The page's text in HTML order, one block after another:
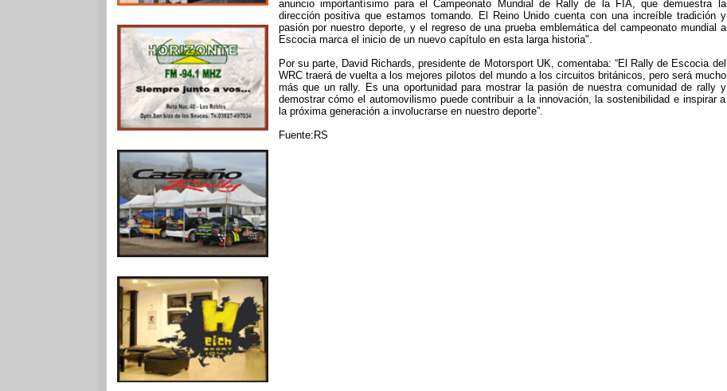
anuncio importantísimo para el Campeonato Mundial de Rally de la FIA, que demuestra la
dirección positiva que estamos tomando. El Reino Unido cuenta con una increíble tradición y
pasión por nuestro deporte, y el regreso de una prueba emblemática del campeonato mundial a
Escocia marca el inicio de un nuevo capítulo en esta larga historia".
Por su parte, David Richards, presidente de Motorsport UK, comentaba: “El Rally de Escocia del
WRC traerá de vuelta a los mejores pilotos del mundo a los circuitos británicos, pero será mucho
más que un rally. Es una oportunidad para mostrar la pasión de nuestra comunidad de rally y
demostrar cómo el automovilismo puede contribuir a la innovación, la sostenibilidad e inspirar a
la próxima generación a involucrarse en nuestro deporte”.
Fuente:RS